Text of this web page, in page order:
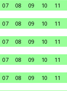
07 08 09 10 11
07 08 09 10 11
07 08 09 10 11
07 08 09 10 11
07 08 09 10 11